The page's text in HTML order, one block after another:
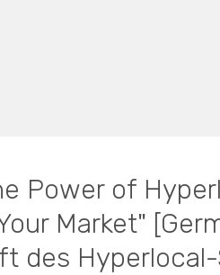
Power of
Market"
des Hyperlocal-